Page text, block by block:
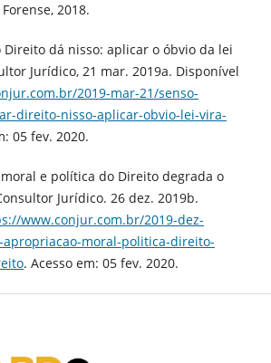
2018.
o Direito dá nisso: aplicar o óbvio da lei
Jurídico, 21 mar. 2019a. Disponível
2019-mar-21/senso-
direito-nisso-aplicar-obvio-lei-vira-
05 fev. 2020.
moral e política do Direito degrada o
Jurídico. 26 dez. 2019b.
www.conjur.com.br/2019-dez-
moral-politica-direito-
. Acesso em: 05 fev. 2020.